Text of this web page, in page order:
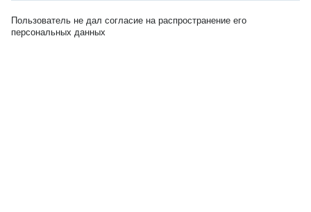
Пользователь не дал согласие на распространение его
персональных данных